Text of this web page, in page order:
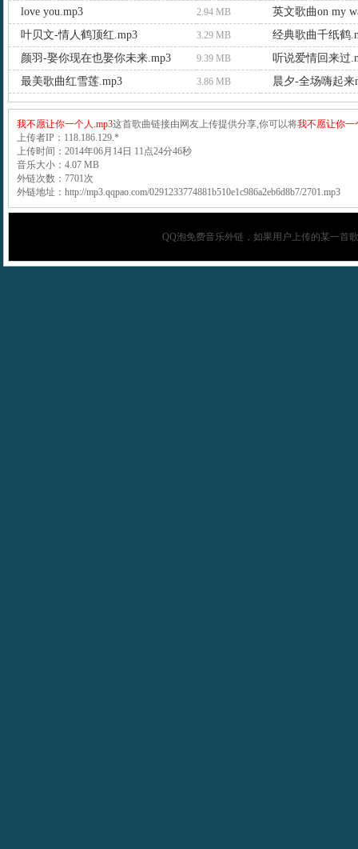
love you.mp3
2.94 MB
英文歌曲on my
叶贝文-情人鹤顶红.mp3
3.29 MB
经典歌曲千纸鹤
颜羽-娶你现在也娶你未来.mp3
9.39 MB
听说爱情回来过
最美歌曲红雪莲.mp3
3.86 MB 晨夕-全场嗨起来
我不愿让你一个人.mp3这首歌曲链接由网友上传提供分享,你可以将我不愿让你一
上传者IP：118.186.129.*
上传时间：2014年06月14日 11点24分46秒
音乐大小：4.07 MB
外链次数：7701次
外链地址：http://mp3.qqpao.com/0291233774881b510e1c986a2eb6d8b7/2701.mp3
QQ泡免费音乐外链，如果用户上传的某一首